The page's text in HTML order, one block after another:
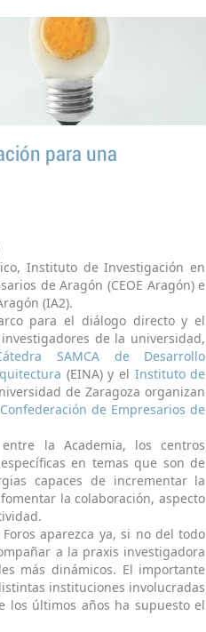
para una
Instituto de Investigación en
de Aragón (CEOE Aragón) e
(IA2).
para el diálogo directo y el
de la universidad,
SAMCA de Desarrollo
(EINA) y el Instituto de
de Zaragoza organizan
Confederación de Empresarios de
la Academia, los centros
en temas que son de
capaces de incrementar la
la colaboración, aspecto
aparezca ya, si no del todo
a la praxis investigadora
más dinámicos. El importante
instituciones involucradas
los últimos años ha supuesto el